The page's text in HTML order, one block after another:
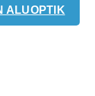
ALUOPTIK